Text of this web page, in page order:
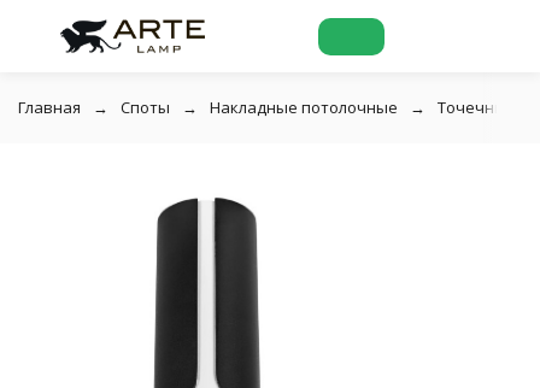
Главная Споты Накладные потолочные Точечный